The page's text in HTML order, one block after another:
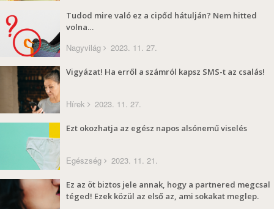
Tudod mire való ez a cipőd hátulján? Nem hitted
volna…
Nagyvilág 2023. 11. 27.
Vigyázat! Ha erről a számról kapsz SMS-t az csalás!
Hírek 2023. 11. 27.
Ezt okozhatja az egész napos alsónemű viselés
Egészség 2023. 11. 21.
Ez az öt biztos jele annak, hogy a partnered megcsal
téged! Ezek közül az első az, ami sokakat meglep.